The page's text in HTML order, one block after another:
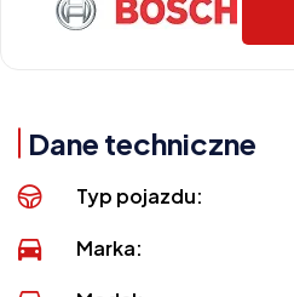
Dane techniczne
Typ pojazdu:
Marka: